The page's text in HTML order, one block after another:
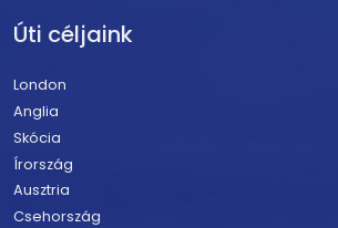
Úti céljaink
London
Anglia
Skócia
Írország
Ausztria
Csehország